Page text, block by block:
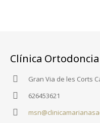
Clínica
Gran Via de les Corts
626453621